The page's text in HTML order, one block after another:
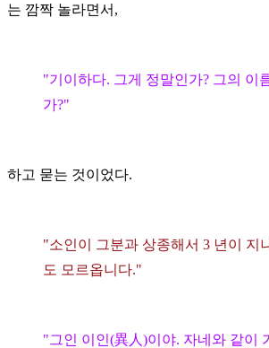
는 깜짝 놀라면서,
"기이하다. 그게 정말인가? 그의 이
가?"
하고 묻는 것이었다.
"소인이 그분과 상종해서 3 년이 지
도 모르옵니다."
"그인 이인(異人)이야. 자네와 같이